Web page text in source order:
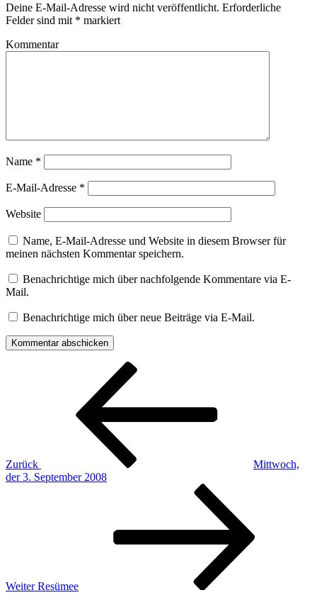
Deine E-Mail-Adresse wird nicht veröffentlicht. Erforderliche
Felder sind mit * markiert
Kommentar
Name *
E-Mail-Adresse *
Website
Name, E-Mail-Adresse und Website in diesem Browser für
meinen nächsten Kommentar speichern.
Benachrichtige mich über nachfolgende Kommentare via E-
Mail.
Benachrichtige mich über neue Beiträge via E-Mail.
Beitragsnavigation
Zurück
Mittwoch,
der 3. September 2008
Weiter Resümee